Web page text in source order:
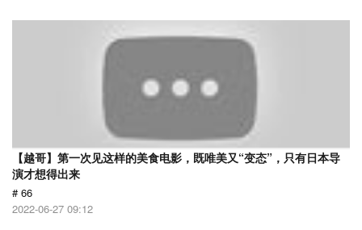
【越哥】第一次见这样的美食电影，既唯美又“变态”，只有日本导
演才想得出来
# 66
2022-06-27 09:12